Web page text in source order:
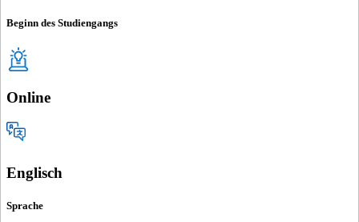
Beginn des Studiengangs
Online
Englisch
Sprache